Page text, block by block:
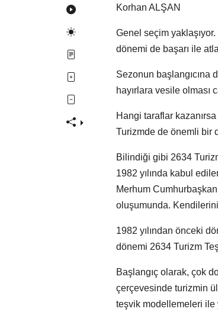
Korhan ALŞAN
Genel seçim
dönemi de başarı ile
Sezonun başlangıcına
hayırlara vesile olması
Hangi taraflar
Turizmde de önemli bir
Bilindiği gibi 2634
1982 yılında kabul
Merhum
oluşumunda.
1982 yılından önceki
dönemi 2634 Turizm
Başlangıç olarak, çok
çerçevesinde turizmin
teşvik modellemeleri ile